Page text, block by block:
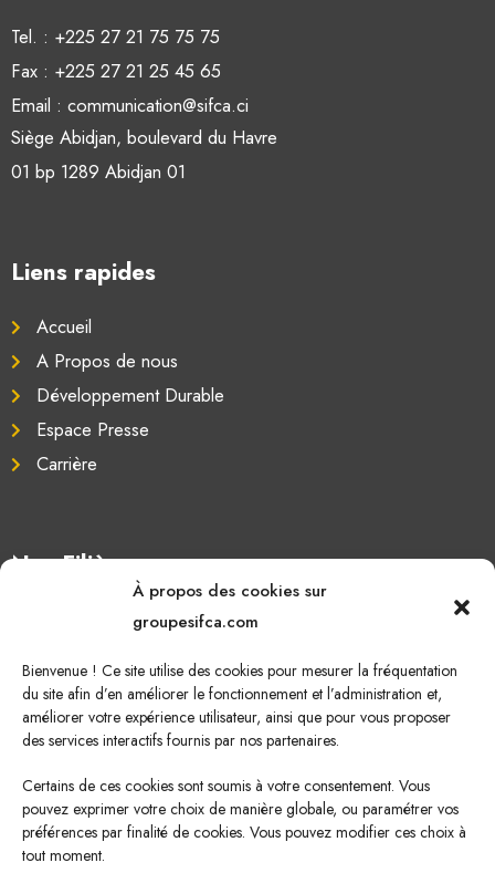
À propos des cookies sur
groupesifca.com
Bienvenue ! Ce site utilise des cookies pour mesurer la fréquentation
du site afin d’en améliorer le fonctionnement et l’administration et,
améliorer votre expérience utilisateur, ainsi que pour vous proposer
des services interactifs fournis par nos partenaires.
Certains de ces cookies sont soumis à votre consentement. Vous
pouvez exprimer votre choix de manière globale, ou paramétrer vos
préférences par finalité de cookies. Vous pouvez modifier ces choix à
tout moment.
Tel. : +225 27 21 75 75 75
Fax : +225 27 21 25 45 65
Email : communication@sifca.ci
Siège Abidjan, boulevard du Havre
01 bp 1289 Abidjan 01
Liens rapides
Accueil
A Propos de nous
Développement Durable
Espace Presse
Carrière
Nos Filières
Sucre de canne
Energie Renouvelable
Nous écrire